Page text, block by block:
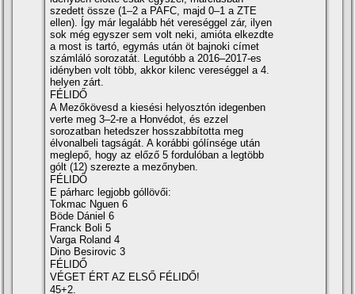
szedett össze (1–2 a PAFC, majd 0–1 a ZTE
ellen). Így már legalább hét vereséggel zár, ilyen
sok még egyszer sem volt neki, amióta elkezdte
a most is tartó, egymás után öt bajnoki címet
számláló sorozatát. Legutóbb a 2016–2017-es
idényben volt több, akkor kilenc vereséggel a 4.
helyen zárt.
FÉLIDŐ
A Mezőkövesd a kiesési helyosztón idegenben
verte meg 3–2-re a Honvédot, és ezzel
sorozatban hetedszer hosszabbította meg
élvonalbeli tagságát. A korábbi gólínsége után
meglepő, hogy az előző 5 fordulóban a legtöbb
gólt (12) szerezte a mezőnyben.
FÉLIDŐ
E párharc legjobb góllövői:
Tokmac Nguen 6
Böde Dániel 6
Franck Boli 5
Varga Roland 4
Dino Besirovic 3
FÉLIDŐ
VÉGET ÉRT AZ ELSŐ FÉLIDŐ!
45+2.